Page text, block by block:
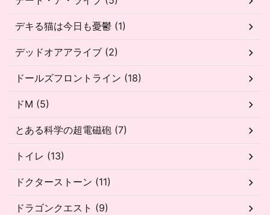
デキる猫は今日も憂鬱 (1)
デッドオアアライブ (2)
ドールズフロントライン (18)
ドM (5)
とある科学の超電磁砲 (7)
トイレ (13)
ドクターストーン (11)
ドラゴンクエスト (9)